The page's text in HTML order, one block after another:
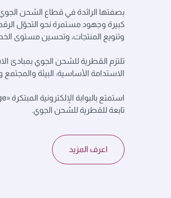
بصفتها الرائدة في قطاع الشحن
كبيرة وجهود مستمرة نحو التحوّل
وتنويع المنتجات، وتحسين مستوى
الاستدامة الأساسية: البيئة والمجتمع
تابعة للقطرية للشحن الجوي.
اعرف المزيد